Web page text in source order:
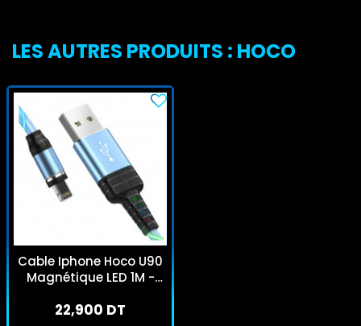
LES AUTRES PRODUITS : HOCO
Cable Iphone Hoco U90
Magnétique LED 1M -
22,900 DT